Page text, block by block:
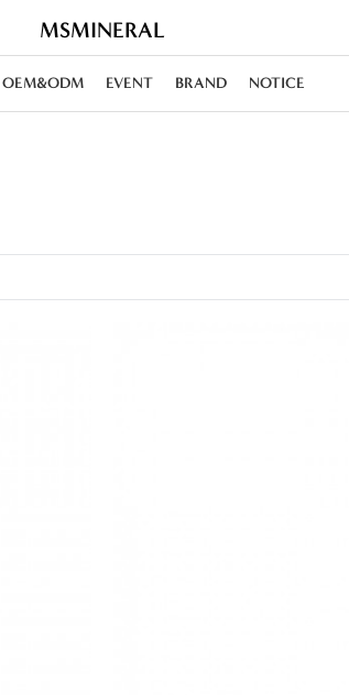
MSMINERAL
OEM&ODM EVENT BRAND NOTICE